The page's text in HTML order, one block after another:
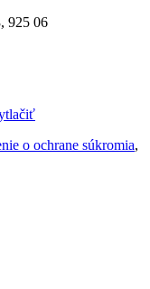
925 06
o ochrane súkromia,